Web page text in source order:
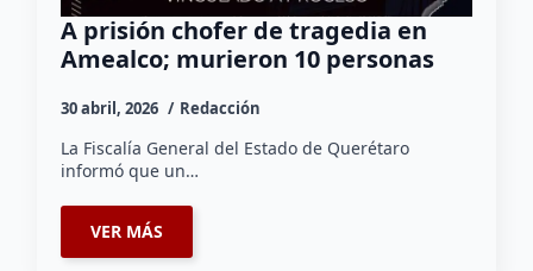
A prisión chofer de tragedia en
Amealco; murieron 10 personas
30 abril, 2026 Redacción
La Fiscalía General del Estado de Querétaro
informó que un…
VER MÁS